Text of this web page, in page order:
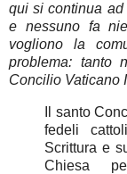
qui si continua
e nessuno fa
vogliono la
problema: tanto
Concilio Vaticano
Il santo
fedeli
Scrittura e
Chiesa